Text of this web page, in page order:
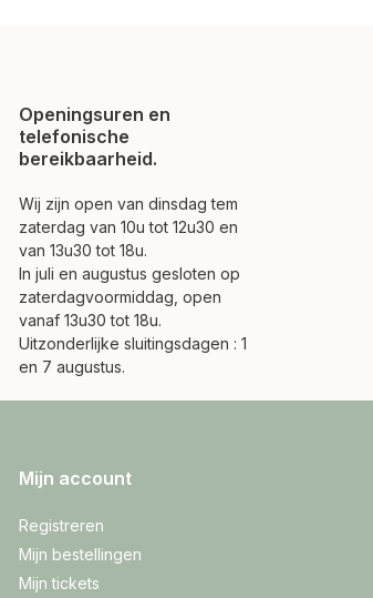
Openingsuren en
telefonische
bereikbaarheid.
Wij zijn open van dinsdag tem
zaterdag van 10u tot 12u30 en
van 13u30 tot 18u.
In juli en augustus gesloten op
zaterdagvoormiddag, open
vanaf 13u30 tot 18u.
Uitzonderlijke sluitingsdagen : 1
en 7 augustus.
Mijn account
Registreren
Mijn bestellingen
Mijn tickets